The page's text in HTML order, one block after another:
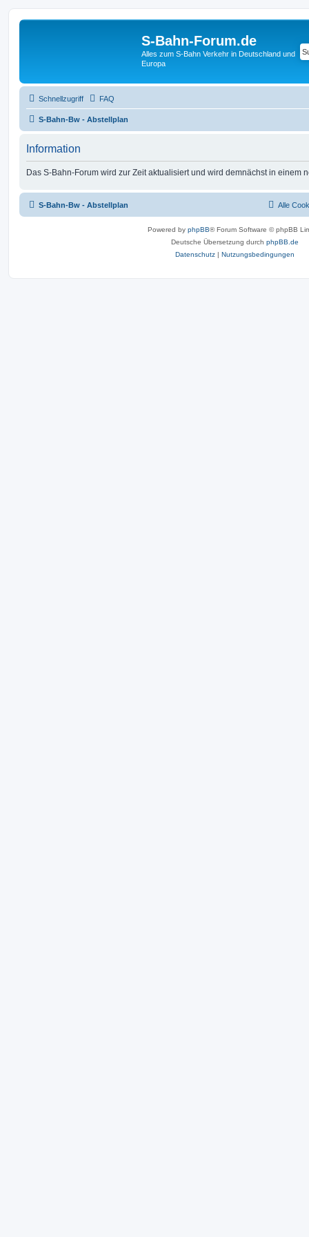
S-Bahn-Forum.de
Alles zum S-Bahn Verkehr in Deutschland und
Europa
Schnellzugriff FAQ
S-Bahn-Bw - Abstellplan
Information
Das S-Bahn-Forum wird zur Zeit aktualisiert und wird demnächst in einem
S-Bahn-Bw - Abstellplan Alle
Powered by phpBB® Forum Software © phpBB
Deutsche Übersetzung durch phpBB.de
Datenschutz | Nutzungsbedingungen